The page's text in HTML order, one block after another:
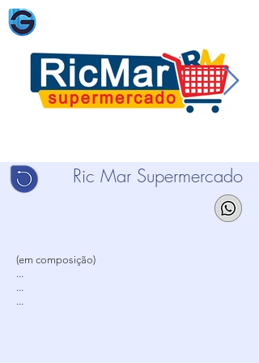
Ric Mar Supermercado
(em composição)
...
...
...